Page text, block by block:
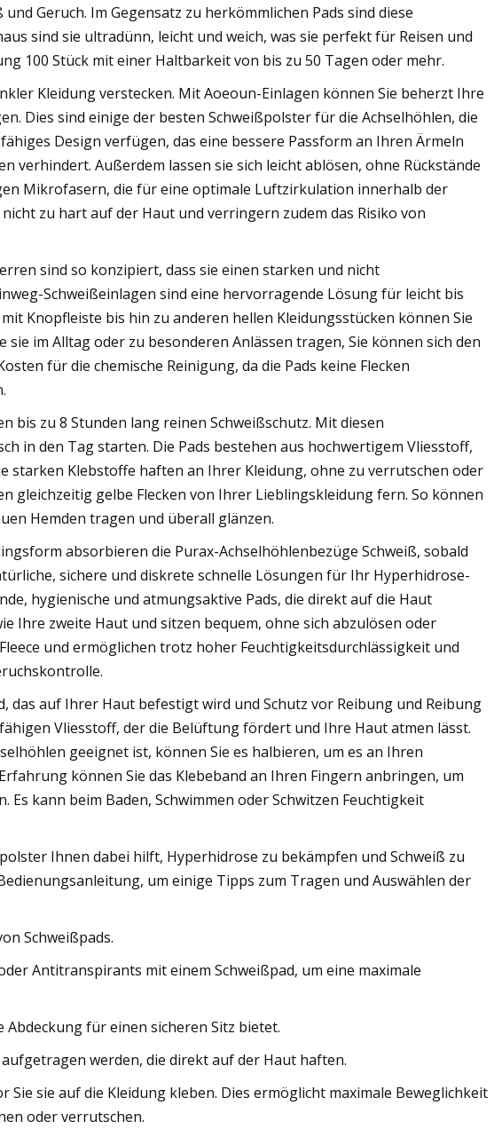
Geruch. Im Gegensatz zu herkömmlichen Pads sind diese
sind sie ultradünn, leicht und weich, was sie perfekt für Reisen und
100 Stück mit einer Haltbarkeit von bis zu 50 Tagen oder mehr.
Kleidung verstecken. Mit Aoeoun-Einlagen können Sie beherzt Ihre
Dies sind einige der besten Schweißpolster für die Achselhöhlen, die
Design verfügen, das eine bessere Passform an Ihren Ärmeln
verhindert. Außerdem lassen sie sich leicht ablösen, ohne Rückstände
Mikrofasern, die für eine optimale Luftzirkulation innerhalb der
zu hart auf der Haut und verringern zudem das Risiko von
sind so konzipiert, dass sie einen starken und nicht
Schweißeinlagen sind eine hervorragende Lösung für leicht bis
Knopfleiste bis hin zu anderen hellen Kleidungsstücken können Sie
im Alltag oder zu besonderen Anlässen tragen, Sie können sich den
für die chemische Reinigung, da die Pads keine Flecken
bis zu 8 Stunden lang reinen Schweißschutz. Mit diesen
in den Tag starten. Die Pads bestehen aus hochwertigem Vliesstoff,
starken Klebstoffe haften an Ihrer Kleidung, ohne zu verrutschen oder
gleichzeitig gelbe Flecken von Ihrer Lieblingskleidung fern. So können
Hemden tragen und überall glänzen.
absorbieren die Purax-Achselhöhlenbezüge Schweiß, sobald
sichere und diskrete schnelle Lösungen für Ihr Hyperhidrose-
hygienische und atmungsaktive Pads, die direkt auf die Haut
Ihre zweite Haut und sitzen bequem, ohne sich abzulösen oder
und ermöglichen trotz hoher Feuchtigkeitsdurchlässigkeit und
das auf Ihrer Haut befestigt wird und Schutz vor Reibung und Reibung
Vliesstoff, der die Belüftung fördert und Ihre Haut atmen lässt.
geeignet ist, können Sie es halbieren, um es an Ihren
können Sie das Klebeband an Ihren Fingern anbringen, um
kann beim Baden, Schwimmen oder Schwitzen Feuchtigkeit
Ihnen dabei hilft, Hyperhidrose zu bekämpfen und Schweiß zu
um einige Tipps zum Tragen und Auswählen der
Schweißpads.
Antitranspirants mit einem Schweißpad, um eine maximale
Abdeckung für einen sicheren Sitz bietet.
werden, die direkt auf der Haut haften.
Sie sie auf die Kleidung kleben. Dies ermöglicht maximale Beweglichkeit
oder verrutschen.